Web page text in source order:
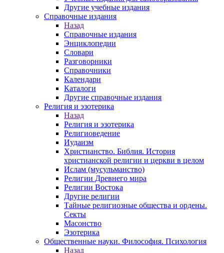
Другие учебные издания
Справочные издания
Назад
Справочные издания
Энциклопедии
Словари
Разговорники
Справочники
Календари
Каталоги
Другие справочные издания
Религия и эзотерика
Назад
Религия и эзотерика
Религиоведение
Иудаизм
Христианство. Библия. История
христианской религии и церкви в целом
Ислам (мусульманство)
Религии Древнего мира
Религии Востока
Другие религии
Тайные религиозные общества и ордены.
Секты
Масонство
Эзотерика
Общественные науки. Философия. Психология
Назад